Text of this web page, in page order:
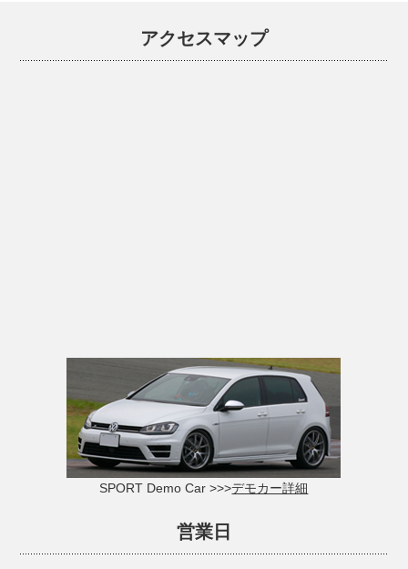
アクセスマップ
SPORT Demo Car >>>デモカー詳細
営業日